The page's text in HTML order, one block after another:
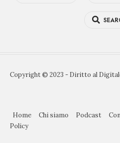
Copyright © 2023 - Diritto al
Home Chi siamo Podcast
Policy